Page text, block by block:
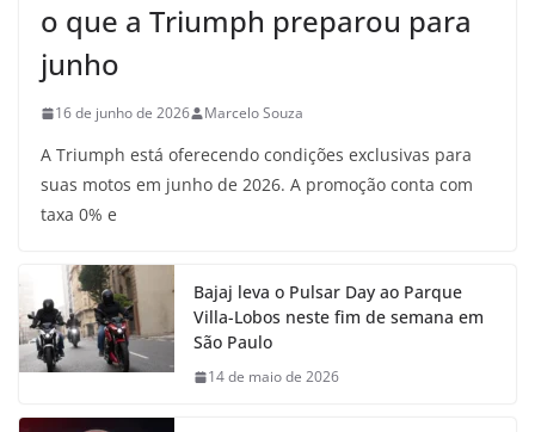
o que a Triumph preparou para
junho
16 de junho de 2026 Marcelo Souza
A Triumph está oferecendo condições exclusivas para
suas motos em junho de 2026. A promoção conta com
taxa 0% e
Bajaj leva o Pulsar Day ao Parque
Villa-Lobos neste fim de semana em
São Paulo
14 de maio de 2026